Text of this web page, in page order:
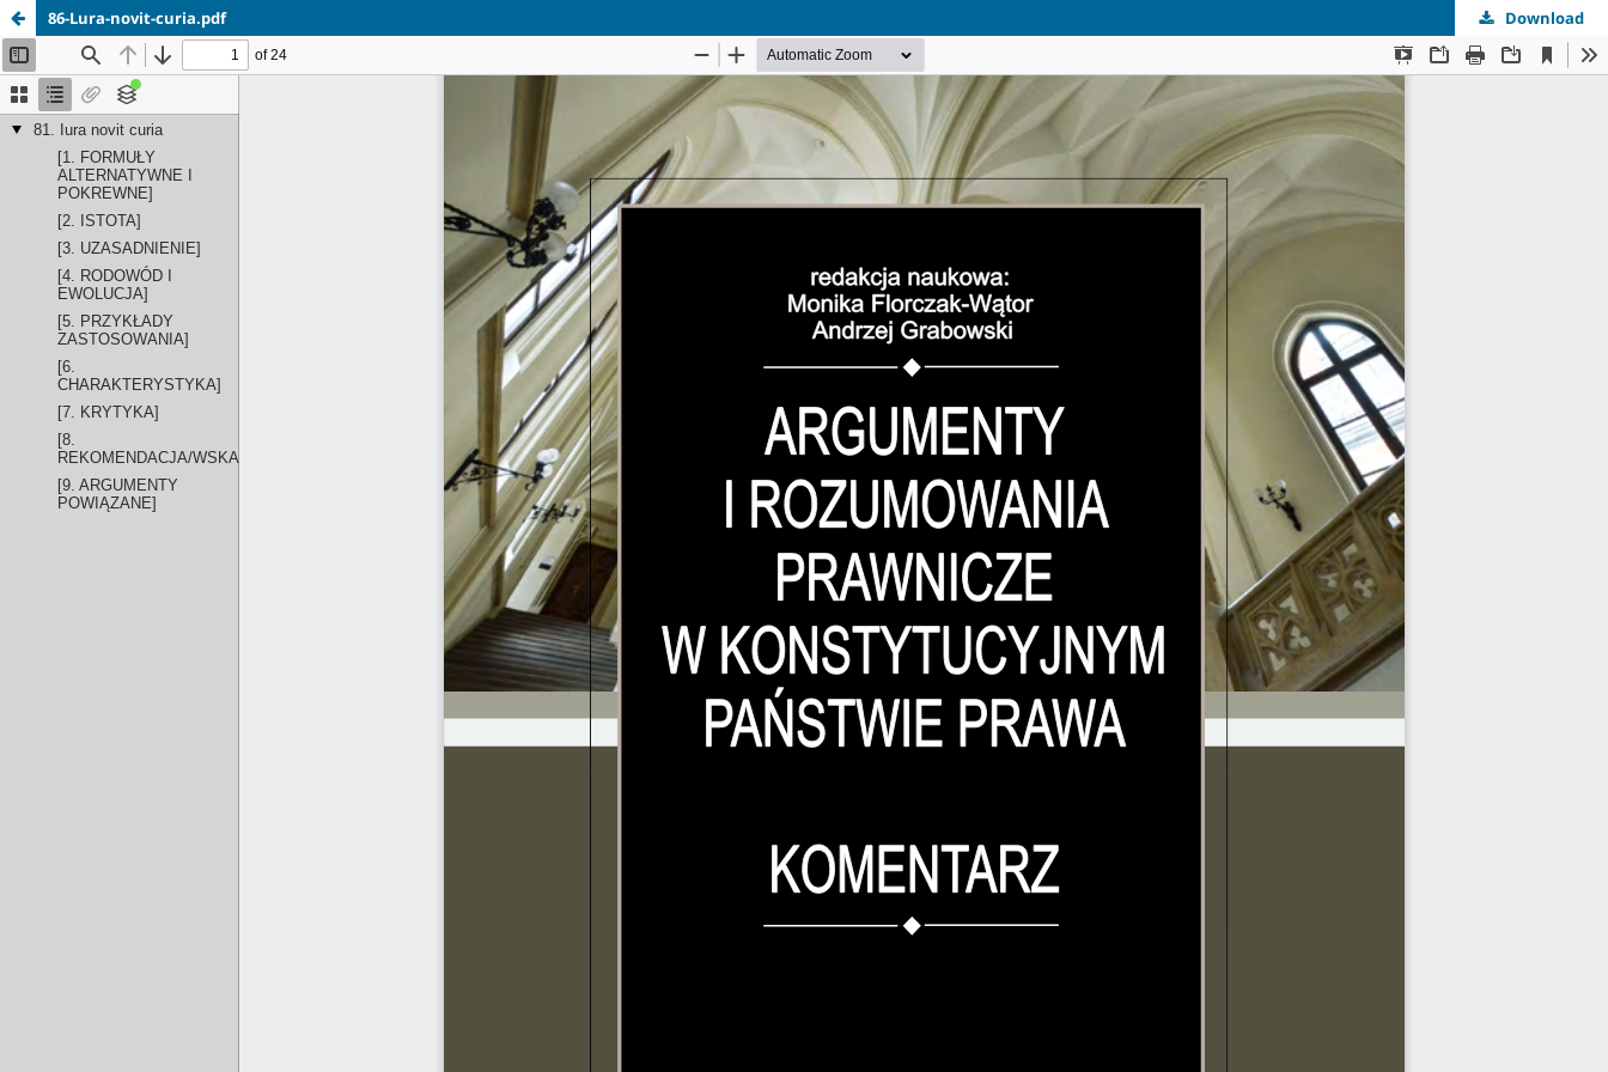
86-Lura-novit-curia.pdf Download